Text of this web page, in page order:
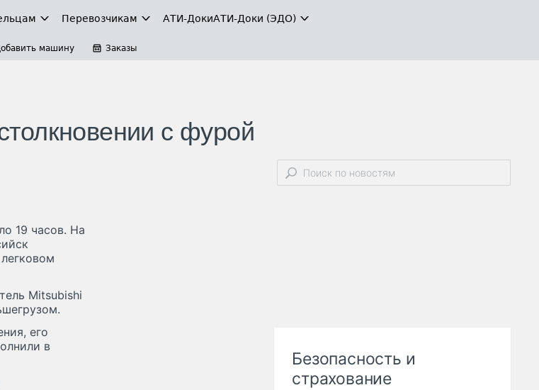
Перевозчикам АТИ-ДокиАТИ-Доки (ЭДО)
машину Заказы
с фурой
19 часов. На
Mitsubishi
его
в
Безопасность и
страхование